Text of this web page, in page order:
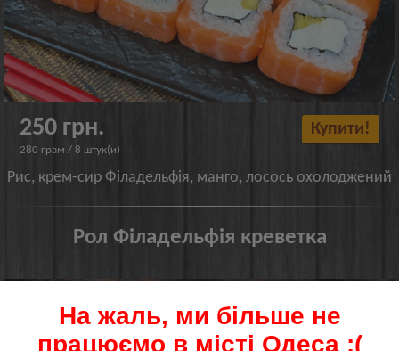
На жаль, ми більше не
працюємо в місті Одеса :(
250 грн.
280 грам / 8 штук(и)
Купити!
Рис, крем-сир Філадельфія, манго, лосось охолоджений
Рол Філадельфія креветка